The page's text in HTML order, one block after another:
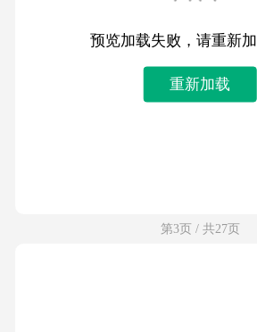
预览加载失败，请重新
重新加载
第3页 / 共27页